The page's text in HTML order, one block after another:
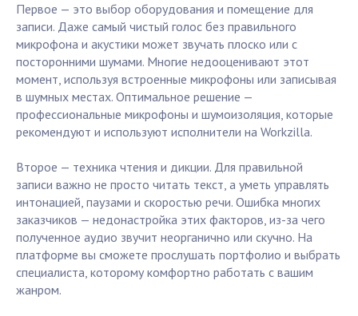
Первое — это выбор оборудования и помещение для
записи. Даже самый чистый голос без правильного
микрофона и акустики может звучать плоско или с
посторонними шумами. Многие недооценивают этот
момент, используя встроенные микрофоны или записывая
в шумных местах. Оптимальное решение —
профессиональные микрофоны и шумоизоляция, которые
рекомендуют и используют исполнители на Workzilla.
Второе — техника чтения и дикции. Для правильной
записи важно не просто читать текст, а уметь управлять
интонацией, паузами и скоростью речи. Ошибка многих
заказчиков — недонастройка этих факторов, из-за чего
полученное аудио звучит неорганично или скучно. На
платформе вы сможете прослушать портфолио и выбрать
специалиста, которому комфортно работать с вашим
жанром.